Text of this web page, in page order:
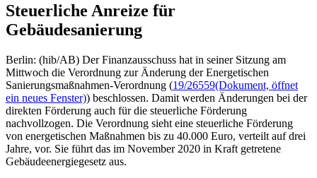
Steuerliche Anreize für
Gebäudesanierung
Berlin: (hib/AB) Der Finanzausschuss hat in seiner Sitzung am
Mittwoch die Verordnung zur Änderung der Energetischen
Sanierungsmaßnahmen-Verordnung (19/26559(Dokument, öffnet
ein neues Fenster)) beschlossen. Damit werden Änderungen bei der
direkten Förderung auch für die steuerliche Förderung
nachvollzogen. Die Verordnung sieht eine steuerliche Förderung
von energetischen Maßnahmen bis zu 40.000 Euro, verteilt auf drei
Jahre, vor. Sie führt das im November 2020 in Kraft getretene
Gebäudeenergiegesetz aus.